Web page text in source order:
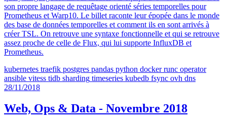
son propre langage de requêtage orienté séries temporelles pour
Prometheus et Warp10. Le billet raconte leur épopée dans le monde
des base de données temporelles et comment ils en sont arrivés à
créer TSL. On retrouve une syntaxe fonctionnelle et qui se retrouve
assez proche de celle de Flux, qui lui supporte InfluxDB et
Prometheus.
kubernetes traefik postgres pandas python docker runc operator
ansible vitess tidb sharding timeseries kubedb fsync ovh dns
28/11/2018
Web, Ops & Data - Novembre 2018